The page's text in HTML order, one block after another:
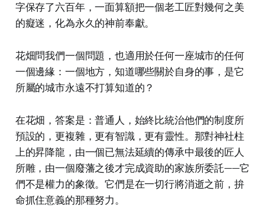
字保存了六百年，一面算額把一個老工匠對幾何之美
的癡迷，化為永久的神前奉獻。
花畑問我們一個問題，也適用於任何一座城市的任何
一個邊緣：一個地方，知道哪些關於自身的事，是它
所屬的城市永遠不打算知道的？
在花畑，答案是：普通人，始終比統治他們的制度所
預設的，更複雜，更有智識，更有靈性。那對神社柱
上的昇降龍，由一個已無法延續的傳承中最後的匠人
所雕，由一個廢藩之後才完成資助的家族所委託——它
們不是權力的象徵。它們是在一切行將消逝之前，拚
命抓住意義的那種努力。